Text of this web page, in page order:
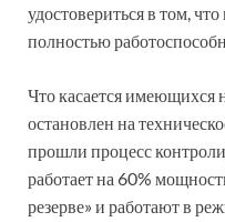
удостовериться в том,
полностью
Что касается имеющихся
остановлен на
прошли процесс
работает на 60%
резерве» и работают в